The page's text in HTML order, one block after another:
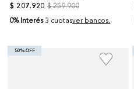
$ 207.920 $ 259.900
0% Interés 3 cuotasver bancos.
50% OFF